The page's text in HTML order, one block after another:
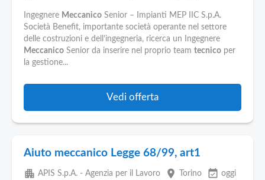
Ingegnere Meccanico Senior – Impianti MEP IIC S.p.A.
Società Benefit, importante società operante nel settore
delle costruzioni e dell’ingegneria, ricerca un Ingegnere
Meccanico Senior da inserire nel proprio team tecnico per
la gestione...
Vedi offerta
Aiuto meccanico Legge 68/99, art1
apartment APIS S.p.A. - Agenzia per il Lavoro place Torino event_available oggi